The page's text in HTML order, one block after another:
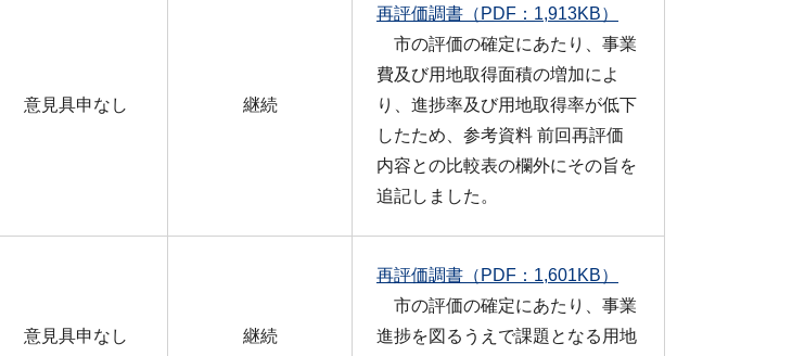
意見具申なし 継続
再評価調書（PDF：1,913KB）
市の評価の確定にあたり、事業
費及び用地取得面積の増加によ
り、進捗率及び用地取得率が低下
したため、参考資料 前回再評価
内容との比較表の欄外にその旨を
追記しました。
意見具申なし 継続
再評価調書（PDF：1,601KB）
市の評価の確定にあたり、事業
進捗を図るうえで課題となる用地